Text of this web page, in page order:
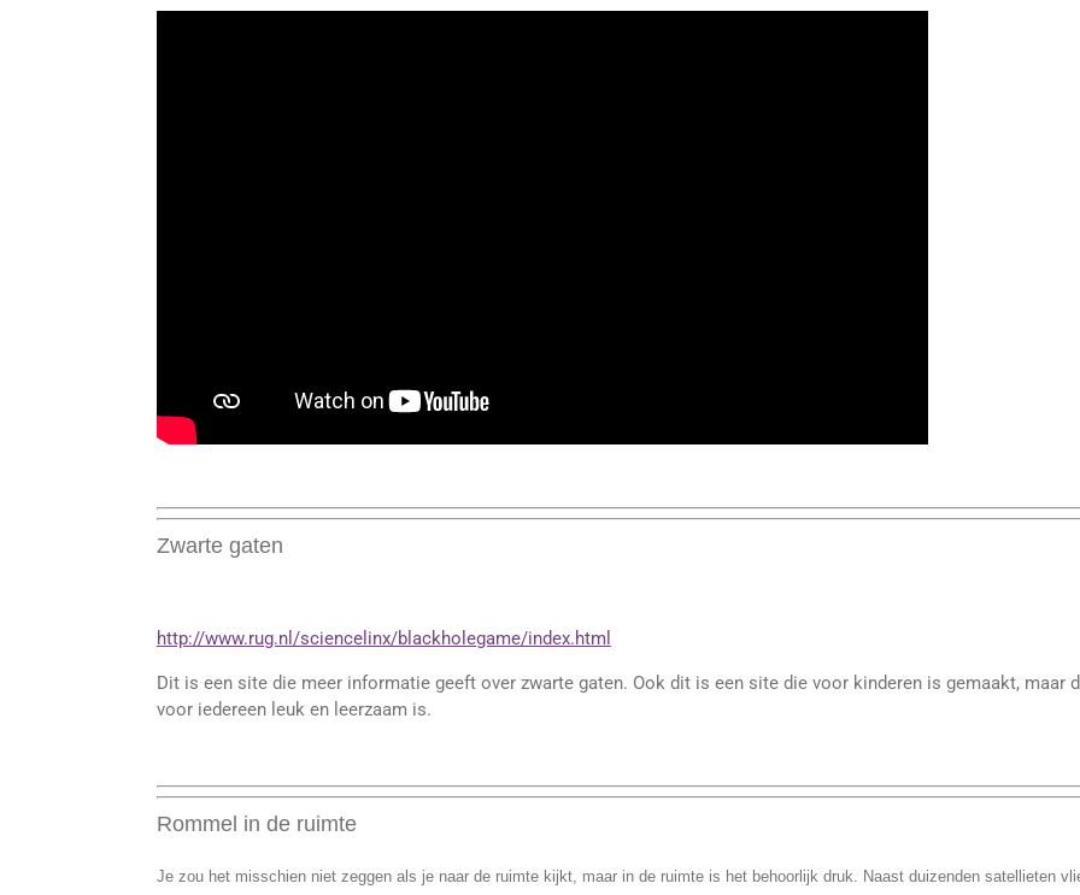
Zwarte gaten
http://www.rug.nl/sciencelinx/blackholegame/index.html
Dit is een site die meer informatie geeft over zwarte gaten. Ook dit is een site die voor kinderen is gemaakt, maar
voor iedereen leuk en leerzaam is.
Rommel in de ruimte
Je zou het misschien niet zeggen als je naar de ruimte kijkt, maar in de ruimte is het behoorlijk druk. Naast duizenden satellieten